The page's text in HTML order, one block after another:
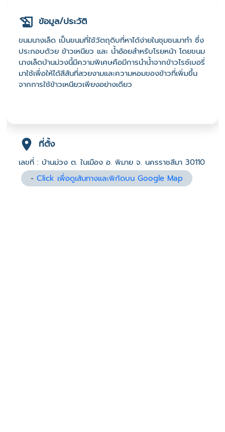
ข้อมูล/ประวัติ
ขนมนางเล็ด เป็นขนมที่ใช้วัตถุดิบที่หาได้ง่ายในชุมชนมาทำ ซึ่ง
ประกอบด้วย ข้าวเหนียว และ น้ำอ้อยสำหรับโรยหน้า โดยขนม
นางเล็ดบ้านม่วงนี้มีความพิเศษคือมีการนำน้ำจากข้าวไรซ์เบอรี่
มาใช้เพื่อให้ได้สีสันที่สวยงามและความหอมของข้าวที่เพิ่มขึ้น
จากการใช้ข้าวเหนียวเพียงอย่างเดียว
ที่ตั้ง
เลขที่ : บ้านม่วง ต. ในเมือง อ. พิมาย จ. นครราชสีมา 30110
-Click เพื่อดูเส้นทางและพิกัดบน Google Map